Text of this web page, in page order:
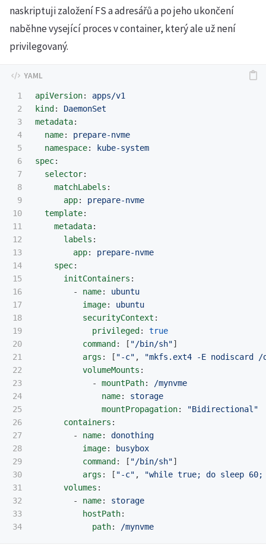
naskriptuji založení FS a adresářů a po jeho ukončení
naběhne vysející proces v container, který ale už není
privilegovaný.
1
2
3
4
5
6
7
8
9
10
11
12
13
14
15
16
17
18
19
20
21
22
23
24
25
26
27
28
29
30
31
32
33
apiVersion:
apps/v1
kind :
DaemonSet
metadata:
name:
prepare-nvme
namespace:
kube-system
spec:
selector:
matchLabels :
app:
prepare-nvme
template:
metadata:
labels :
app:
prepare-nvme
spec:
initContainers :
-
name:
ubuntu
image:
ubuntu
securityContext :
privileged :
true
command : [ "/bin/sh"]
args : [ "-c" , "mkfs.ext4 -E nodiscard
/
volumeMounts :
-
mountPath:
/mynvme
name:
storage
mountPropagation: "Bidirectional"
containers :
-
name:
donothing
image:
busybox
command : [ "/bin/sh"]
args : [ "-c" , "while true; do sleep 60;
volumes :
-
name:
storage
hostPath:
path: /mynvme